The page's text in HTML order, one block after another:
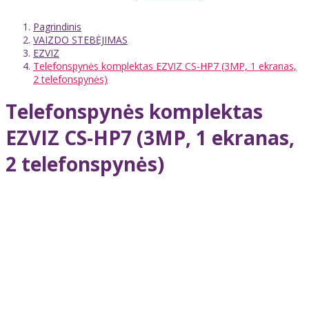
Pagrindinis
VAIZDO STEBĖJIMAS
EZVIZ
Telefonspynės komplektas EZVIZ CS-HP7 (3MP, 1 ekranas,
2 telefonspynės)
Telefonspynės komplektas
EZVIZ CS-HP7 (3MP, 1 ekranas,
2 telefonspynės)